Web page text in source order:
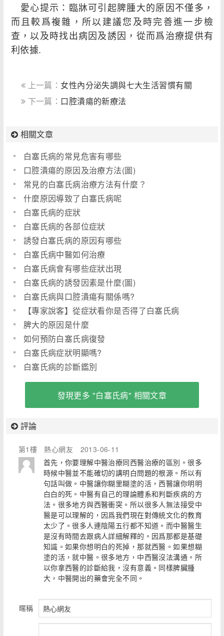
愛心提示：臨牀可引起脾腫大的原因不僅多，
而且較爲複雜，所以建議您及時完善進一步檢
查，以及時找出病因及誘因，從而爲治療提供有
利依據.
上一篇： 女性內分泌失調與七大生活習慣有關
下一篇： 口腔潰瘍的新療法
相關文章
白塞氏病的常見危害有哪些
口腔潰瘍的原因及治療方法(圖)
常見的白塞氏病治療方法有什麼？
什麼原因導致了白塞氏病呢
白塞氏病的症狀
白塞氏病的各部位症狀
誘發白塞氏病的原因有哪些
白塞氏病中醫如何治療
白塞氏病會有哪些症狀出現
白塞氏病的誘發因素是什麼(圖)
白塞氏病與口腔潰瘍有關係嗎?
【專家說客】從症狀看你是否得了白塞氏病
脾大的原因是什麼
如何預防白塞氏病復發
白塞氏病症狀明顯嗎?
白塞氏病的診斷鑑別
發現更多 "白塞氏病" 相關文章
評論
第1樓 熱心網友
2013-06-11
首先，你要理解中醫治療同西醫治療的區別。很多
時候中醫並不能確切的講明白問題的根源。所以有
句話叫做。中醫讓你糊里糊塗的活，西醫讓你明明
白白的死。中醫有自己的理論體系和判斷疾病的方
法。很多地方與西醫衝突。所以很多人無法接受中
醫是可以理解的，因爲我們現在對傳統文化的教育
太少了。很多人連陰陽五行都不知道。而中醫醫生
是沒有時間去跟病人詳細解釋的。因爲那都是基礎
知識。如果你想明白的死掉，那就西醫。如果想糊
塗的活，就中醫。很多地方，中西醫沒法溝通。所
以你拿西醫的診斷給我，沒有意義。同樣脾臟腫
大，中醫開出的藥會完全不同。
暱稱